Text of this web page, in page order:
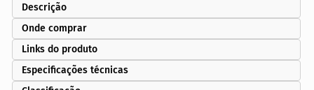
Descrição
Onde comprar
Links do produto
Especificações técnicas